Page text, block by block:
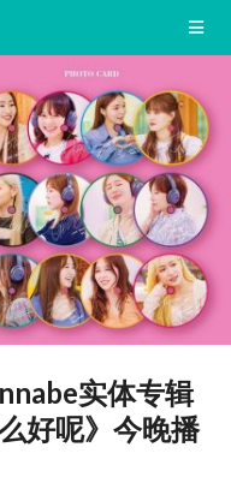
实体专辑
好呢》今晚播